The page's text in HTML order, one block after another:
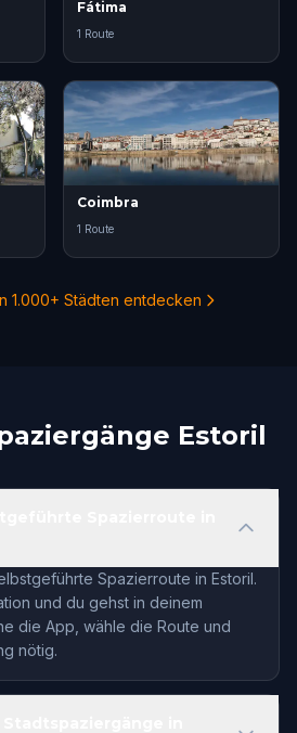
Fátima
1 Route
Coimbra
1 Route
1.000+ Städten entdecken
Estoril
Spazierroute in Estoril.
und du gehst in deinem
die App, wähle die Route und
nötig.